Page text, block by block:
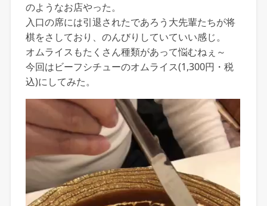
のようなお店やった。
入口の席には引退されたであろう大先輩たちが将
棋をさしており、のんびりしていていい感じ。
オムライスもたくさん種類があって悩むねぇ～
今回はビーフシチューのオムライス(1,300円・税
込)にしてみた。